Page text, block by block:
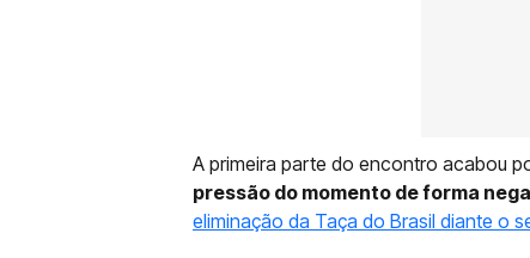
A primeira parte do encontro acabou
pressão do momento de forma
eliminação da Taça do Brasil diante o